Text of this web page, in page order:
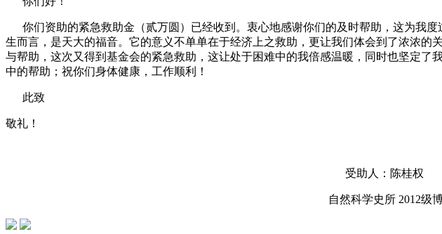
你们资助的紧急救助金（贰万圆）已经收到。衷心地感谢你们的及时帮助，这为我
生而言，是天大的福音。它的意义不单单在于经济上之救助，更让我们体会到了浓浓
与帮助，这次又得到基金会的紧急救助，这让处于困难中的我倍感温暖，同时也坚定
中的帮助；祝你们身体健康，工作顺利！
此致
敬礼！
受助人：陈桂权
自然科学史所 2012级博士